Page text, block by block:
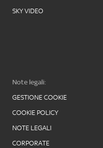
SKY VIDEO
Note legali:
GESTIONE COOKIE
COOKIE POLICY
NOTE LEGALI
CORPORATE